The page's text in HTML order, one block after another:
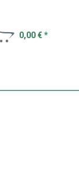
0,00 € *